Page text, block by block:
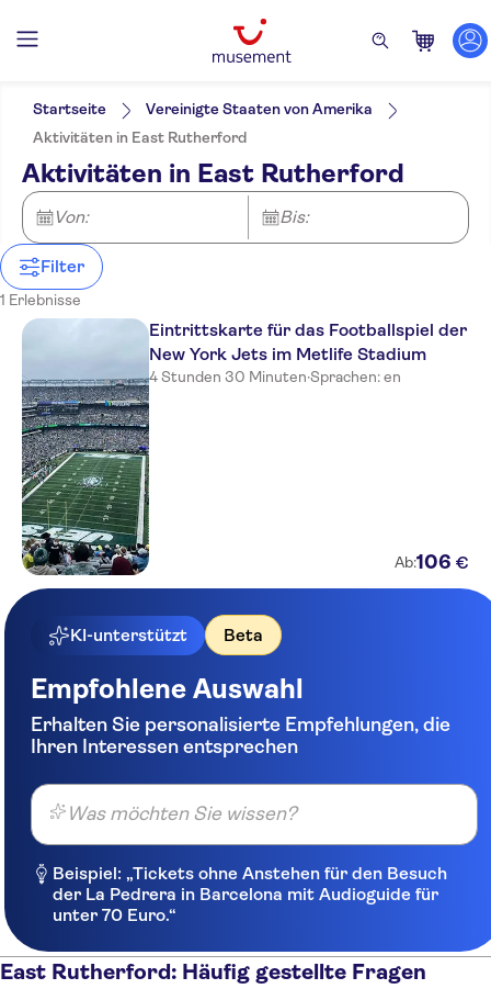
Filter
Min. € Max. €
Ticketoptionen
Eintritte inbegriffen
Digitale Buchungsbestätigung
Sofortbestätigung
Ohne Anstehen
Kategorien
Sport
Englisch
Startseite
Vereinigte Staaten von Amerika
Aktivitäten in East Rutherford
Aktivitäten in East Rutherford
Von: Bis:
Filter
1 Erlebnisse
Eintrittskarte für das Footballspiel der
New York Jets im Metlife Stadium
4 Stunden 30 Minuten·Sprachen: en
Ab:106 €
KI-unterstützt Beta
Empfohlene Auswahl
Erhalten Sie personalisierte Empfehlungen, die
Ihren Interessen entsprechen
Was möchten Sie wissen?
Beispiel: „Tickets ohne Anstehen für den Besuch
der La Pedrera in Barcelona mit Audioguide für
unter 70 Euro.“
East Rutherford: Häufig gestellte Fragen